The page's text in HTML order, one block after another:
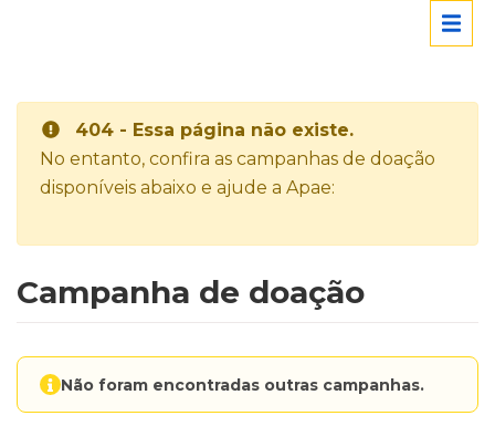
404 - Essa página não existe.
No entanto, confira as campanhas de doação
disponíveis abaixo e ajude a Apae:
Campanha de doação
Não foram encontradas outras campanhas.